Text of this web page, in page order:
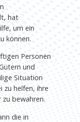
hat
um ein
können.
Personen
und
Situation
zu helfen, ihre
bewahren.
die in